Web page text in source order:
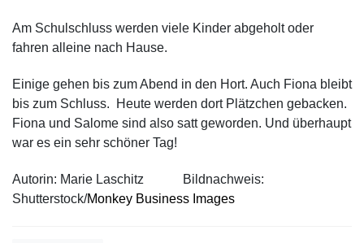
Am Schulschluss werden viele Kinder abgeholt oder
fahren alleine nach Hause.
Einige gehen bis zum Abend in den Hort. Auch Fiona bleibt
bis zum Schluss. Heute werden dort Plätzchen gebacken.
Fiona und Salome sind also satt geworden. Und überhaupt
war es ein sehr schöner Tag!
Autorin: Marie Laschitz
Bildnachweis:
Shutterstock/Monkey Business Images